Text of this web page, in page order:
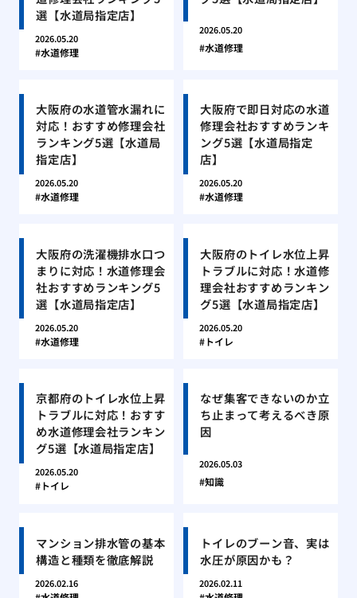
選【水道局指定店】
2026.05.20
水道修理
2026.05.20
水道修理
大阪府の水道管水漏れに
対応！おすすめ修理会社
ランキング5選【水道局
指定店】
2026.05.20
水道修理
大阪府で即日対応の水道
修理会社おすすめランキ
ング5選【水道局指定
店】
2026.05.20
水道修理
大阪府の洗濯機排水口つ
まりに対応！水道修理会
社おすすめランキング5
選【水道局指定店】
2026.05.20
水道修理
大阪府のトイレ水位上昇
トラブルに対応！水道修
理会社おすすめランキン
グ5選【水道局指定店】
2026.05.20
トイレ
京都府のトイレ水位上昇
トラブルに対応！おすす
め水道修理会社ランキン
グ5選【水道局指定店】
2026.05.20
トイレ
なぜ集客できないのか立
ち止まって考えるべき原
因
2026.05.03
知識
マンション排水管の基本
構造と種類を徹底解説
2026.02.16
トイレのブーン音、実は
水圧が原因かも？
2026.02.11